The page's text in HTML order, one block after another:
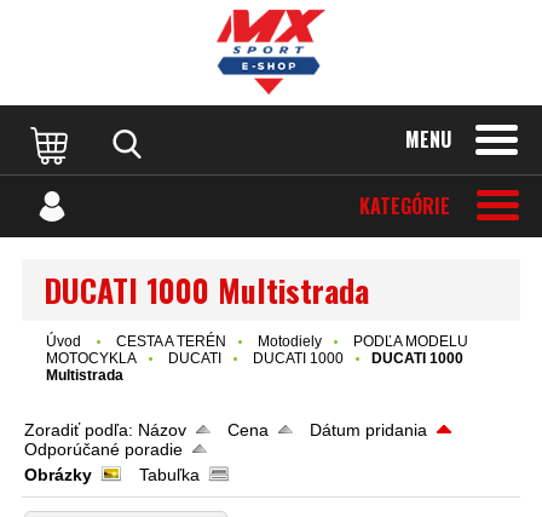
MENU
KATEGÓRIE
DUCATI 1000 Multistrada
Úvod CESTA A TERÉN Motodiely
PODĽA MODELU
MOTOCYKLA
DUCATI DUCATI 1000
DUCATI 1000
Multistrada
Zoradiť podľa: Názov Cena
Dátum pridania
Odporúčané poradie
Obrázky
Tabuľka